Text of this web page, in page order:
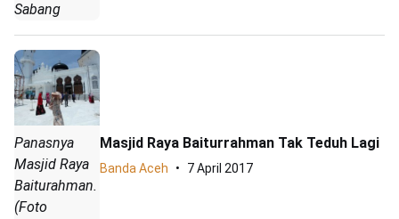
Sabang
Panasnya
Masjid Raya
Baiturahman.
(Foto
Masjid Raya Baiturrahman Tak Teduh Lagi
Banda Aceh 7 April 2017